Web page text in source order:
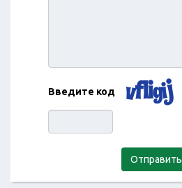
Введите код
Отправить